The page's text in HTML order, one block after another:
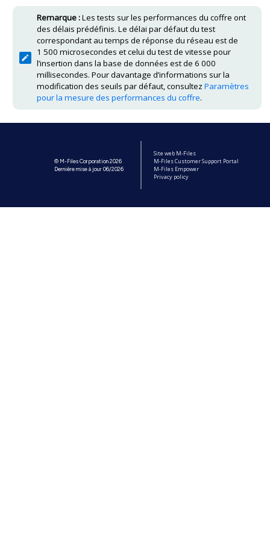
Remarque :Les tests sur les performances du coffre ont
des délais prédéfinis. Le délai par défaut du test
correspondant au temps de réponse du réseau est de
1 500 microsecondes et celui du test de vitesse pour
l’insertion dans la base de données est de 6 000
millisecondes. Pour davantage d’informations sur la
modification des seuils par défaut, consultez Paramètres
pour la mesure des performances du coffre.
© M-Files Corporation 2026
Dernière mise à jour 06/2026
Site web M-Files
M-Files Customer Support Portal
M-Files Empower
Privacy policy